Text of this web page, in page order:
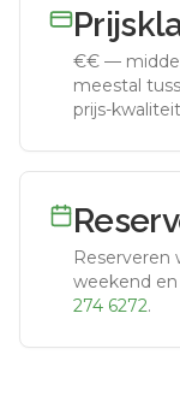
€€ —
meestal
prijs-
Reserveren
weekend
274 6272.